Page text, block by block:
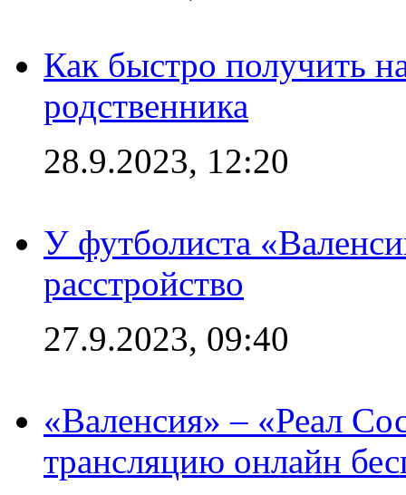
Как быстро получить
родственника
28.9.2023, 12:20
У футболиста
расстройство
27.9.2023, 09:40
«Валенсия» – «Реал
трансляцию онлайн